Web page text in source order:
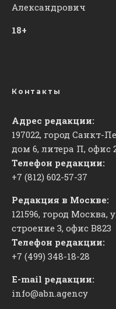
Александрович
18+
Контакты
Адрес редакции:
197022, город Санкт-
дом 6, литера П, офис
Телефон редакции:
+7 (812) 602-57-37
Редакция в Москве:
121596, город
строение 3, офис ​В823
Телефон редакции:
+7 (499) 348-18-28
E-mail редакции:
info@abn.agency